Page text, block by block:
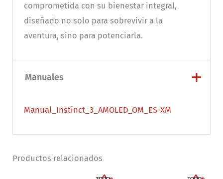
comprometida con su bienestar integral,
diseñado no solo para sobrevivir a la
aventura, sino para potenciarla.
Manuales
Manual_Instinct_3_AMOLED_OM_ES-XM
Productos relacionados